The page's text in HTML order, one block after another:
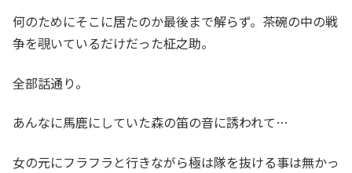
何のためにそこに居たのか最後まで解らず。茶碗の中の戦
争を覗いているだけだった柾之助。
全部話通り。
あんなに馬鹿にしていた森の笛の音に誘われて…
女の元にフラフラと行きながら極は隊を抜ける事は無かっ